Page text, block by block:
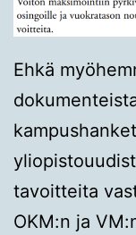
Ehkä
tavoitteita
OKM:n ja